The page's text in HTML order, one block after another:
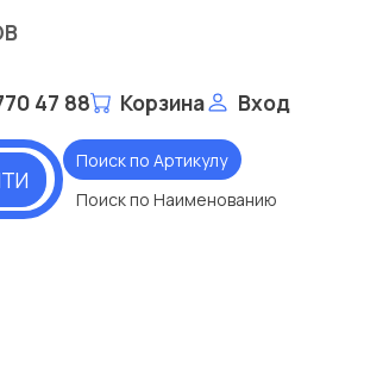
47 88 Корзина Вход
Поиск по Артикулу
Поиск по Наименованию